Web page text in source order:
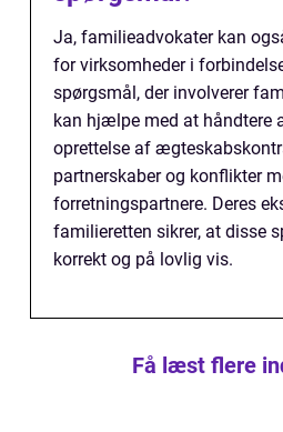
Ja, familieadvokater kan
for virksomheder i
spørgsmål, der involverer
kan hjælpe med at håndtere
oprettelse af
partnerskaber og konflikter
forretningspartnere. Deres
familieretten sikrer, at disse
korrekt og på lovlig vis.
Få læst flere